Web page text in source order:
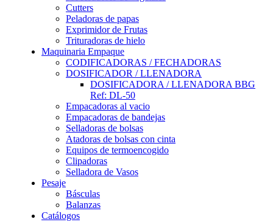
Cutters
Peladoras de papas
Exprimidor de Frutas
Trituradoras de hielo
Maquinaria Empaque
CODIFICADORAS / FECHADORAS
DOSIFICADOR / LLENADORA
DOSIFICADORA / LLENADORA BBG
Ref: DL-50
Empacadoras al vacio
Empacadoras de bandejas
Selladoras de bolsas
Atadoras de bolsas con cinta
Equipos de termoencogido
Clipadoras
Selladora de Vasos
Pesaje
Básculas
Balanzas
Catálogos